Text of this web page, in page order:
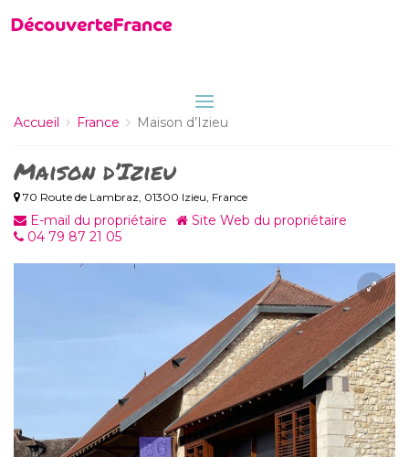
Accueil France Maison d’Izieu
Maison d’Izieu
70 Route de Lambraz, 01300 Izieu, France
E-mail du propriétaire
Site Web du propriétaire
04 79 87 21 05